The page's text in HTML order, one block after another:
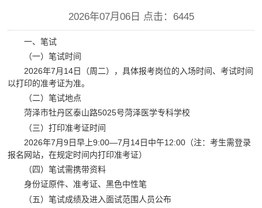
2026年07月06日 点击： 6445
一、笔试
（一）笔试时间
2026年7月14日（周二），具体报考岗位的入场时间、考试时间
以打印的准考证为准。
（二）笔试地点
菏泽市牡丹区泰山路5025号菏泽医学专科学校
（三）打印准考证时间
2026年7月9日早上9:00—7月14日中午12:00（注：考生需登录
报名网站，在规定时间内打印准考证）
（四）笔试需携带资料
身份证原件、准考证、黑色中性笔
（五）笔试成绩及进入面试范围人员公布